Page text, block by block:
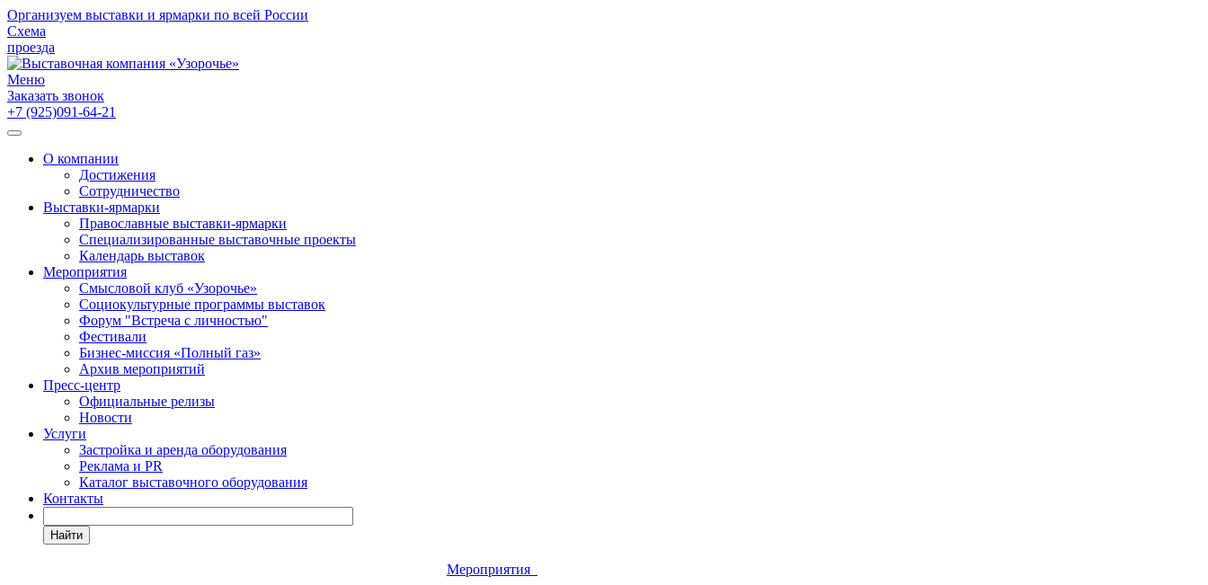
Организуем выставки и ярмарки по всей России
Схема
проезда
Меню
Заказать звонок
+7 (925)091-64-21
О компании
Достижения
Сотрудничество
Выставки-ярмарки
Православные выставки-ярмарки
Специализированные выставочные проекты
Календарь выставок
Мероприятия
Смысловой клуб «Узорочье»
Социокультурные программы выставок
Форум "Встреча с личностью"
Фестивали
Бизнес-миссия «Полный газ»
Архив мероприятий
Пресс-центр
Официальные релизы
Новости
Услуги
Застройка и аренда оборудования
Реклама и PR
Каталог выставочного оборудования
Контакты
Найти
Мероприятия